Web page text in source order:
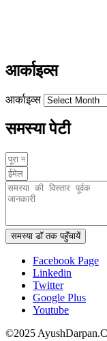
आर्काइव्स
आर्काइव्स
समस्या पेटी
समस्या डॉ तक पहुँचायें
Facebook Page
Linkedin
Twitter
Google Plus
Youtube
©2025